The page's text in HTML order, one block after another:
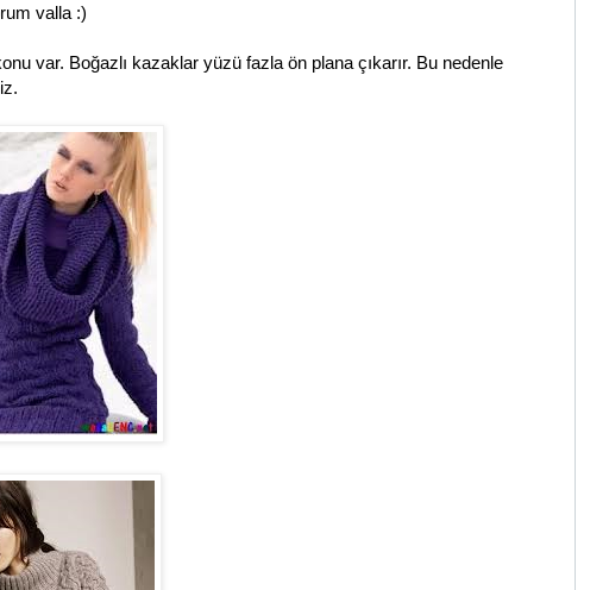
valla :)
var. Boğazlı kazaklar yüzü fazla ön plana çıkarır. Bu nedenle